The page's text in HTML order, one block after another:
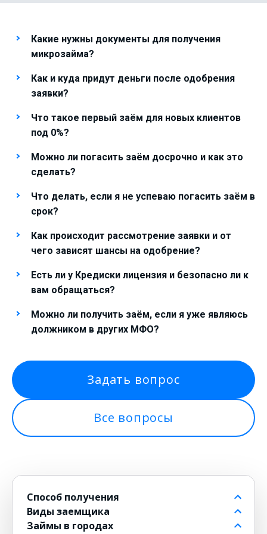
Какие нужны документы для получения
микрозайма?
Как и куда придут деньги после одобрения
заявки?
Что такое первый заём для новых клиентов
под 0%?
Можно ли погасить заём досрочно и как это
сделать?
Что делать, если я не успеваю погасить заём в
срок?
Как происходит рассмотрение заявки и от
чего зависят шансы на одобрение?
Есть ли у Кредиски лицензия и безопасно ли к
вам обращаться?
Можно ли получить заём, если я уже являюсь
должником в других МФО?
Задать вопрос
Все вопросы
Способ получения
На банковский счет
Через контакт
Виды заемщика
Пенсионерам до 80 лет
Займы в городах